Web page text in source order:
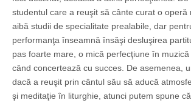
studentul care a reuşit să cânte curat o operă
aibă studii de specialitate prealabile, dar
performanţa înseamnă însăşi desluşirea
pas foarte mare, o mică perfecţiune în
când concertează cu succes. De asemenea,
dacă a reuşit prin cântul său să aducă
şi meditaţie în liturghie, atunci putem spune